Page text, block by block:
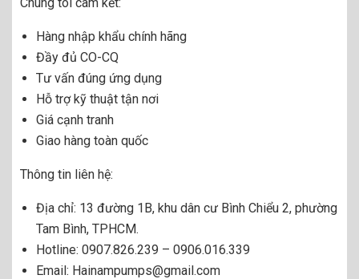
Hàng nhập khẩu chính hãng
Đầy đủ CO-CQ
Tư vấn đúng ứng dụng
Hỗ trợ kỹ thuật tận nơi
Giá cạnh tranh
Giao hàng toàn quốc
Thông tin liên hệ:
Địa chỉ: 13 đường 1B, khu dân cư Bình Chiểu 2, phường
Tam Bình, TPHCM.
Hotline: 0907.826.239 – 0906.016.339
Email: Hainampumps@gmail.com